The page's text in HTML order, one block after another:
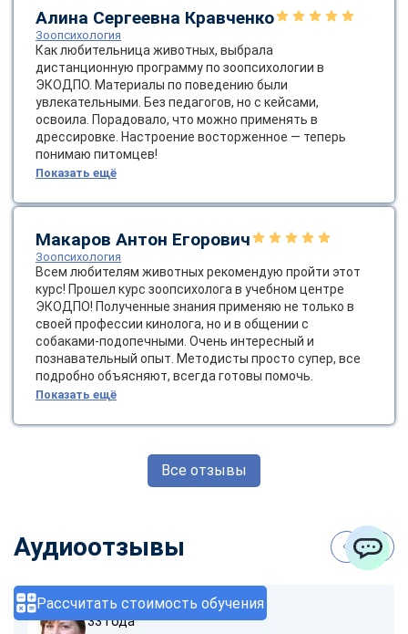
Рассчитать стоимость обучения
Алина Сергеевна Кравченко
Зоопсихология
Как любительница животных, выбрала
дистанционную программу по зоопсихологии в
ЭКОДПО. Материалы по поведению были
увлекательными. Без педагогов, но с кейсами,
освоила. Порадовало, что можно применять в
дрессировке. Настроение восторженное — теперь
понимаю питомцев!
Показать ещё
Макаров Антон Егорович
Зоопсихология
Всем любителям животных рекомендую пройти этот
курс! Прошел курс зоопсихолога в учебном центре
ЭКОДПО! Полученные знания применяю не только в
своей профессии кинолога, но и в общении с
собаками-подопечными. Очень интересный и
познавательный опыт. Методисты просто супер, все
подробно объясняют, всегда готовы помочь.
Показать ещё
Все отзывы
Аудиоотзывы
София Карпова
33 года
Vkontakte
Max